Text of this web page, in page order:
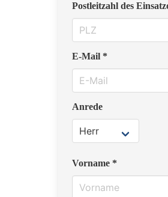
Postleitzahl des
E-Mail *
Anrede
Vorname *